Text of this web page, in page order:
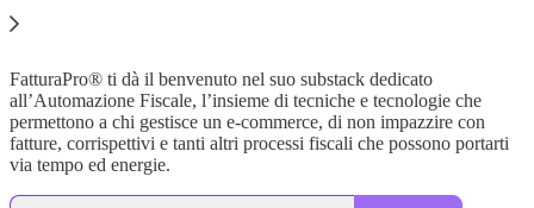
FatturaPro® ti dà il benvenuto nel suo substack dedicato
all’Automazione Fiscale, l’insieme di tecniche e tecnologie che
permettono a chi gestisce un e-commerce, di non impazzire con
fatture, corrispettivi e tanti altri processi fiscali che possono portarti
via tempo ed energie.